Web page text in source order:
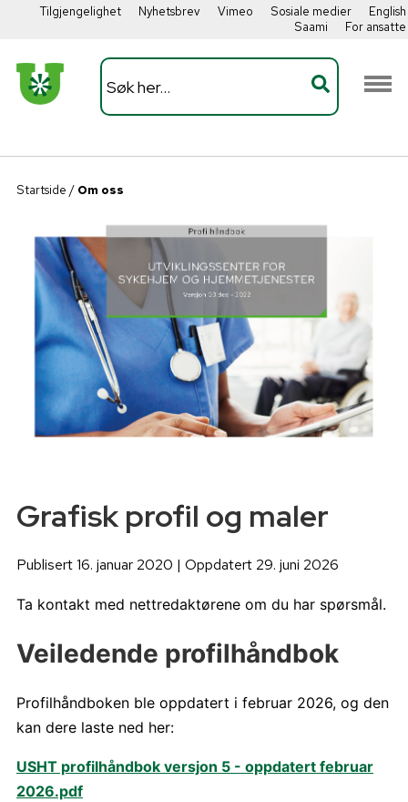
Tilgjengelighet Nyhetsbrev Vimeo Sosiale medier
English
Saami
For ansatte
Startside / Om oss
Grafisk profil og maler
Publisert 16. januar 2020 | Oppdatert 29. juni 2026
Ta kontakt med nettredaktørene om du har spørsmål.
Veiledende profilhåndbok
Profilhåndboken ble oppdatert i februar 2026, og den
kan dere laste ned her:
USHT profilhåndbok versjon 5 - oppdatert februar
2026.pdf